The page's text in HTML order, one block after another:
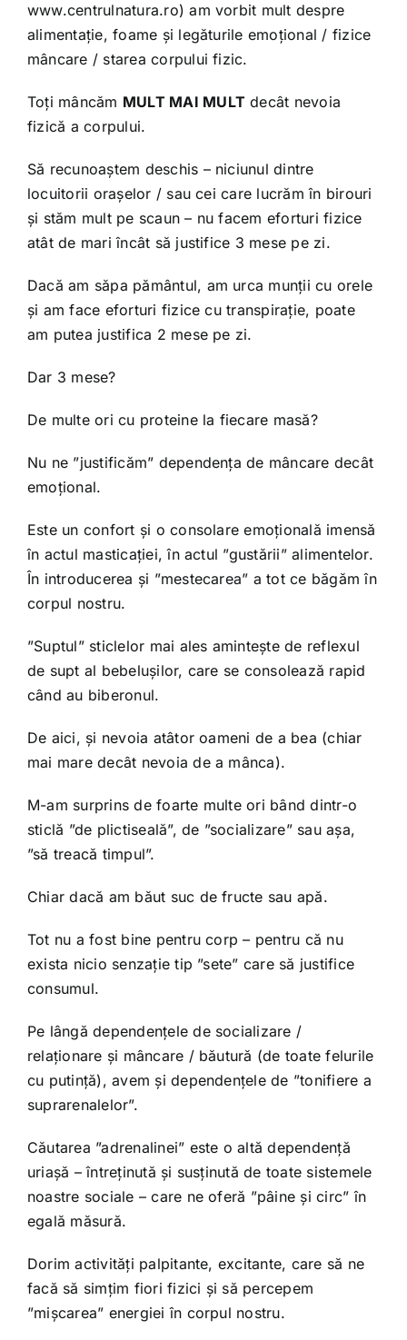
www.centrulnatura.ro) am vorbit mult despre
alimentație, foame și legăturile emoțional / fizice
mâncare / starea corpului fizic.
Toți mâncăm MULT MAI MULT decât nevoia
fizică a corpului.
Să recunoaștem deschis – niciunul dintre
locuitorii orașelor / sau cei care lucrăm în birouri
și stăm mult pe scaun – nu facem eforturi fizice
atât de mari încât să justifice 3 mese pe zi.
Dacă am săpa pământul, am urca munții cu orele
și am face eforturi fizice cu transpirație, poate
am putea justifica 2 mese pe zi.
Dar 3 mese?
De multe ori cu proteine la fiecare masă?
Nu ne ”justificăm” dependența de mâncare decât
emoțional.
Este un confort și o consolare emoțională imensă
în actul masticației, în actul ”gustării” alimentelor.
În introducerea și ”mestecarea” a tot ce băgăm în
corpul nostru.
”Suptul” sticlelor mai ales amintește de reflexul
de supt al bebelușilor, care se consolează rapid
când au biberonul.
De aici, și nevoia atâtor oameni de a bea (chiar
mai mare decât nevoia de a mânca).
M-am surprins de foarte multe ori bând dintr-o
sticlă ”de plictiseală”, de ”socializare” sau așa,
”să treacă timpul”.
Chiar dacă am băut suc de fructe sau apă.
Tot nu a fost bine pentru corp – pentru că nu
exista nicio senzație tip ”sete” care să justifice
consumul.
Pe lângă dependențele de socializare /
relaționare și mâncare / băutură (de toate felurile
cu putință), avem și dependențele de ”tonifiere a
suprarenalelor”.
Căutarea ”adrenalinei” este o altă dependență
uriașă – întreținută și susținută de toate sistemele
noastre sociale – care ne oferă ”pâine și circ” în
egală măsură.
Dorim activități palpitante, excitante, care să ne
facă să simțim fiori fizici și să percepem
”mișcarea” energiei în corpul nostru.